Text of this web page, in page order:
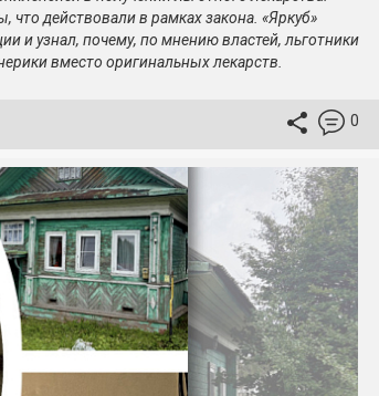
что действовали в рамках закона. «Яркуб»
и узнал, почему, по мнению властей, льготники
вместо оригинальных лекарств.
0